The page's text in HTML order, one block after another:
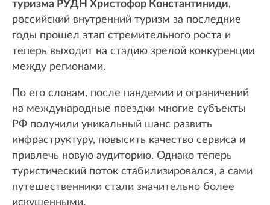
туризма РУДН Христофор Константиниди,
российский внутренний туризм за последние
годы прошел этап стремительного роста и
теперь выходит на стадию зрелой конкуренции
между регионами.
По его словам, после пандемии и ограничений
на международные поездки многие субъекты
РФ получили уникальный шанс развить
инфраструктуру, повысить качество сервиса и
привлечь новую аудиторию. Однако теперь
туристический поток стабилизировался, а сами
путешественники стали значительно более
искушенными.